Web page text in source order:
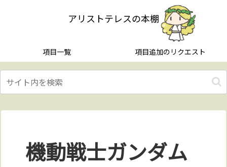
アリストテレスの本棚
項目一覧 項目追加のリクエスト
機動戦士ガンダム